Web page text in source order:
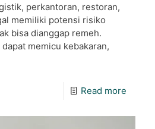
perkantoran, restoran,
memiliki potensi risiko
bisa dianggap remeh.
memicu kebakaran,
Read more